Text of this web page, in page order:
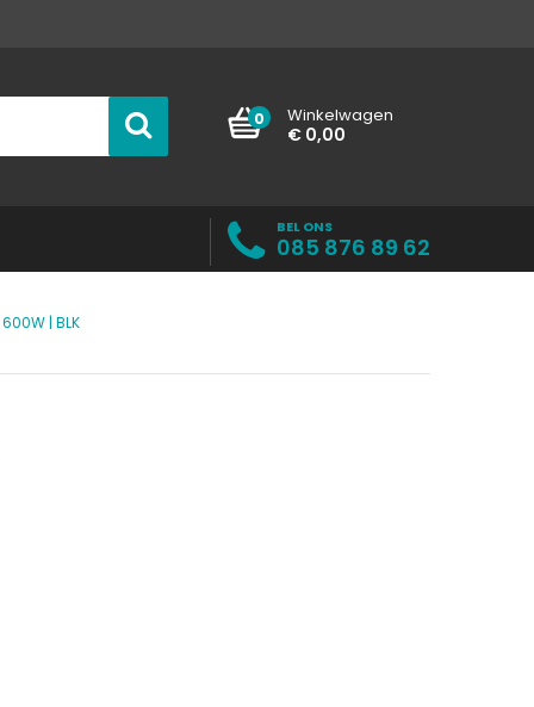
Winkelwagen
0
€ 0,00
BEL ONS
085 876 89 62
| BLK